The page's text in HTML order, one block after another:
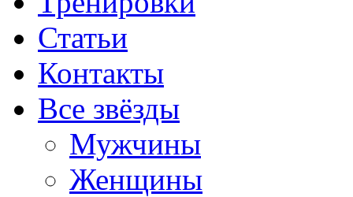
Статьи
Контакты
Все звёзды
Мужчины
Женщины